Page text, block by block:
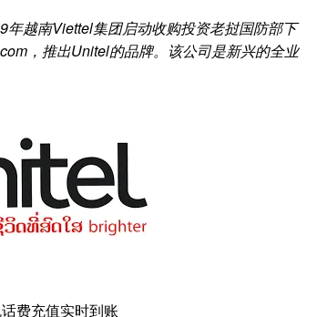
年越南Viettel集团启动收购投资老挝国防部下
，推出Unitel的品牌。该公司是新兴的全业
费充值实时到账